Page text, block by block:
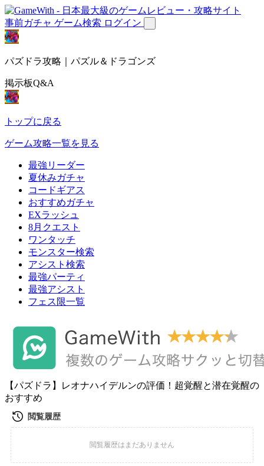
事前ガチャ ゲーム検索 ログイン
パズドラ攻略｜パズル＆ドラゴンズ
掲示板Q&A
トップに戻る
ゲーム攻略一覧を見る
最強リーダー
夏休みガチャ
コードギアス
おすすめガチャ
EXラッシュ
8月クエスト
ワンタッチ
モンスター検索
アシスト検索
最強パーティ
最強アシスト
フェス限一覧
【パズドラ】レオナハイデルンの評価！超覚醒と潜在覚醒の
おすすめ